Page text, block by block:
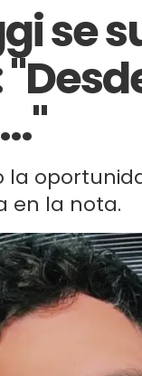
se
la
en la nota.